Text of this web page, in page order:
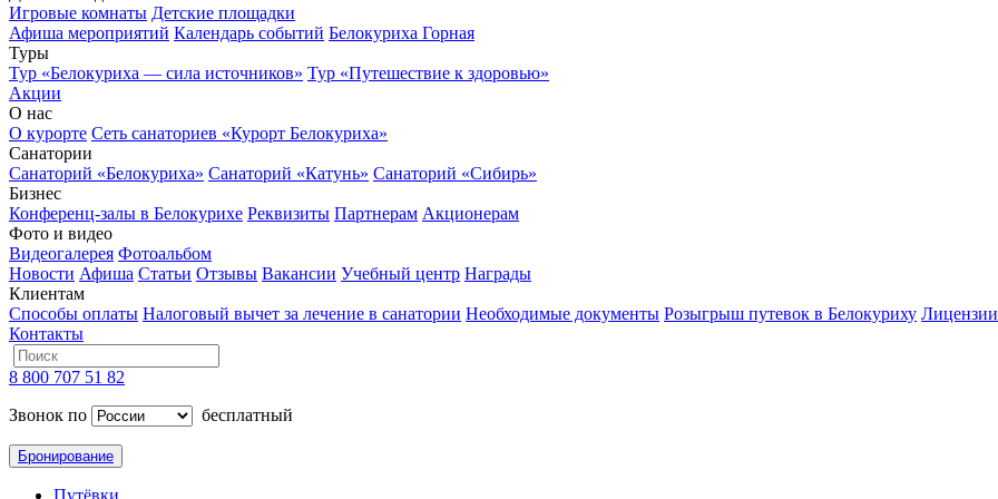
Игровые комнаты Детские площадки
Афиша мероприятий Календарь событий Белокуриха Горная
Туры
Тур «Белокуриха — сила источников» Тур «Путешествие к здоровью»
Акции
О нас
О курорте Сеть санаториев «Курорт Белокуриха»
Санатории
Санаторий «Белокуриха» Санаторий «Катунь» Санаторий «Сибирь»
Бизнес
Конференц-залы в Белокурихе Реквизиты Партнерам Акционерам
Фото и видео
Видеогалерея Фотоальбом
Новости Афиша Статьи Отзывы Вакансии Учебный центр Награды
Клиентам
Способы оплаты Налоговый вычет за лечение в санатории Необходимые документы Розыгрыш путевок в Белокуриху
Контакты
8 800 707 51 82
Звонок по
бесплатный
Бронирование
Путёвки